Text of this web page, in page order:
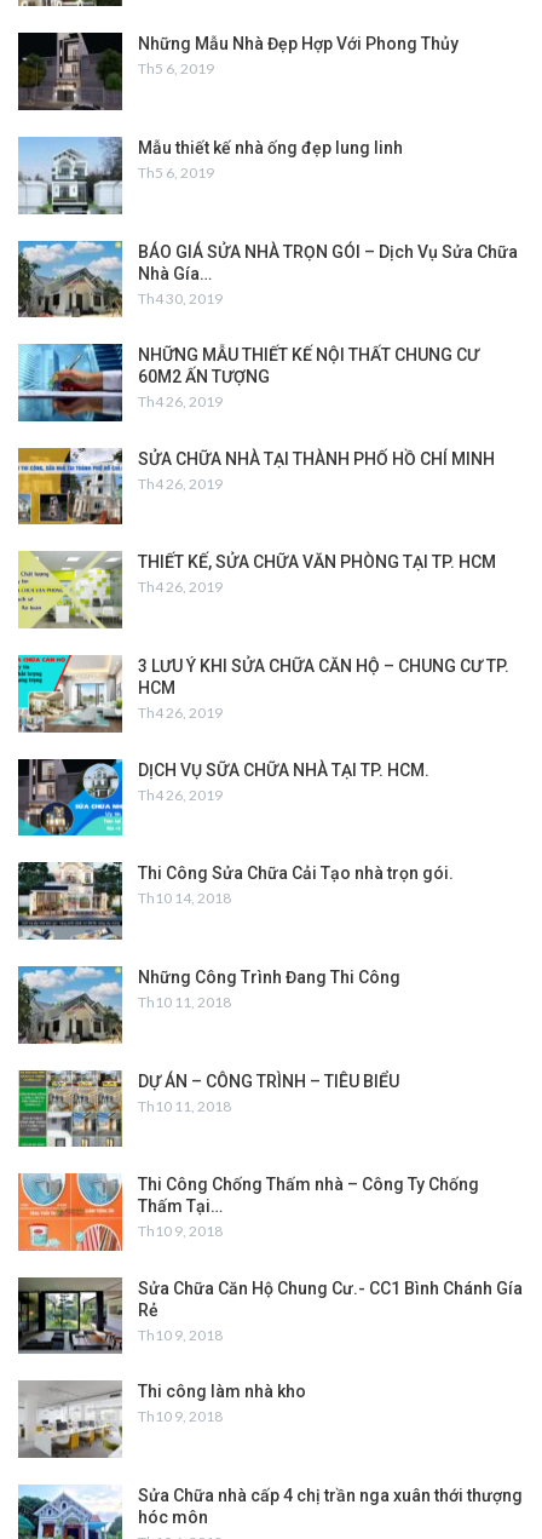
Những Mẫu Nhà Đẹp Hợp Với Phong Thủy
Th5 6, 2019
Mẫu thiết kế nhà ống đẹp lung linh
Th5 6, 2019
BÁO GIÁ SỬA NHÀ TRỌN GÓI – Dịch Vụ Sửa Chữa
Nhà Gía…
Th4 30, 2019
NHỮNG MẪU THIẾT KẾ NỘI THẤT CHUNG CƯ
60M2 ẤN TƯỢNG
Th4 26, 2019
SỬA CHỮA NHÀ TẠI THÀNH PHỐ HỒ CHÍ MINH
Th4 26, 2019
THIẾT KẾ, SỬA CHỮA VĂN PHÒNG TẠI TP. HCM
Th4 26, 2019
3 LƯU Ý KHI SỬA CHỮA CĂN HỘ – CHUNG CƯ TP.
HCM
Th4 26, 2019
DỊCH VỤ SỮA CHỮA NHÀ TẠI TP. HCM.
Th4 26, 2019
Thi Công Sửa Chữa Cải Tạo nhà trọn gói.
Th10 14, 2018
Những Công Trình Đang Thi Công
Th10 11, 2018
DỰ ÁN – CÔNG TRÌNH – TIÊU BIỂU
Th10 11, 2018
Thi Công Chống Thấm nhà – Công Ty Chống
Thấm Tại…
Th10 9, 2018
Sửa Chữa Căn Hộ Chung Cư.- CC1 Bình Chánh Gía
Rẻ
Th10 9, 2018
Thi công làm nhà kho
Th10 9, 2018
Sửa Chữa nhà cấp 4 chị trần nga xuân thới thượng
hóc môn